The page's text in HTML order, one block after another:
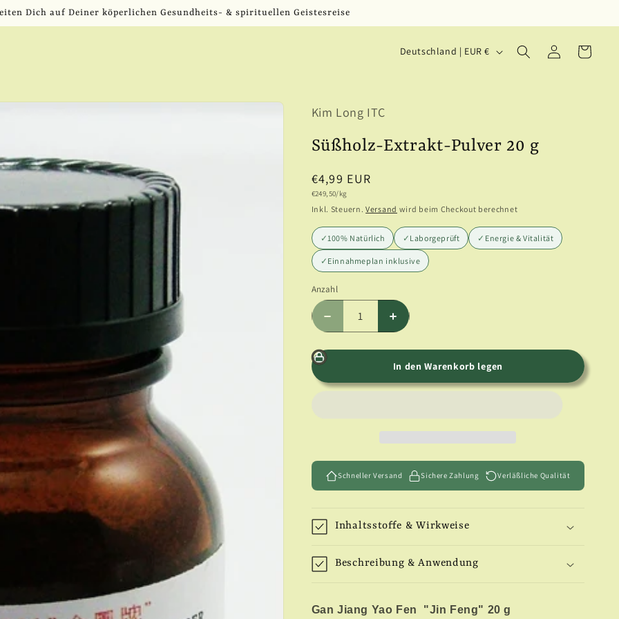
Dich auf Deiner köperlichen Gesundheits- & spirituellen Geistesreise
L
/
g
i
o
Deutschland | EUR € EinloggenWarenkorb
Kim Long ITC
Süßholz-Extrakt-Pulver 20 g
Normaler
Preis
€4,99 EUR
Grundpreis
€249,50/kg
Inkl. Steuern.Versand wird beim Checkout berechnet
✓100% Natürlich ✓ Laborgeprüft ✓ Energie & Vitalität
✓ Einnahmeplan inklusive
Anzahl
Anzahl
Verringere
die
Menge
Süßholz-
Erhöhe
die
Menge
für
Süßholz-
In den Warenkorb legen
Schneller Versand Sichere Zahlung Verläßliche Qualität
Inhaltsstoffe & Wirkweise
Beschreibung & Anwendung
Gan Jiang Yao Fen "Jin Feng" 20 g